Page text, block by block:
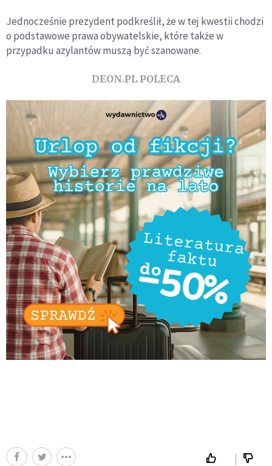
Jednocześnie prezydent podkreślił, że w tej kwestii chodzi
o podstawowe prawa obywatelskie, które także w
przypadku azylantów muszą być szanowane.
DEON.PL POLECA